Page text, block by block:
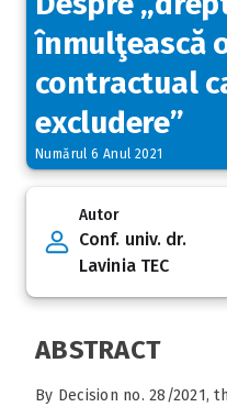
înmulţească
contractual
excludere”
Numărul 6 Anul 2021
Autor
Conf. univ. dr.
Lavinia TEC
ABSTRACT
By Decision no. 28/2021,